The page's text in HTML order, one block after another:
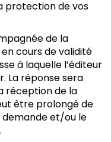
protection de vos
de la
cours de validité
à laquelle l’éditeur
La réponse sera
réception de la
être prolongé de
demande et/ou le